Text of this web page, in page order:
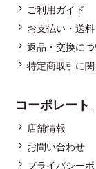
ご利用ガイド
お支払い・送
返品・交換に
特定商取引に
コーポレート
店舗情報
お問い合わせ
プライバシー